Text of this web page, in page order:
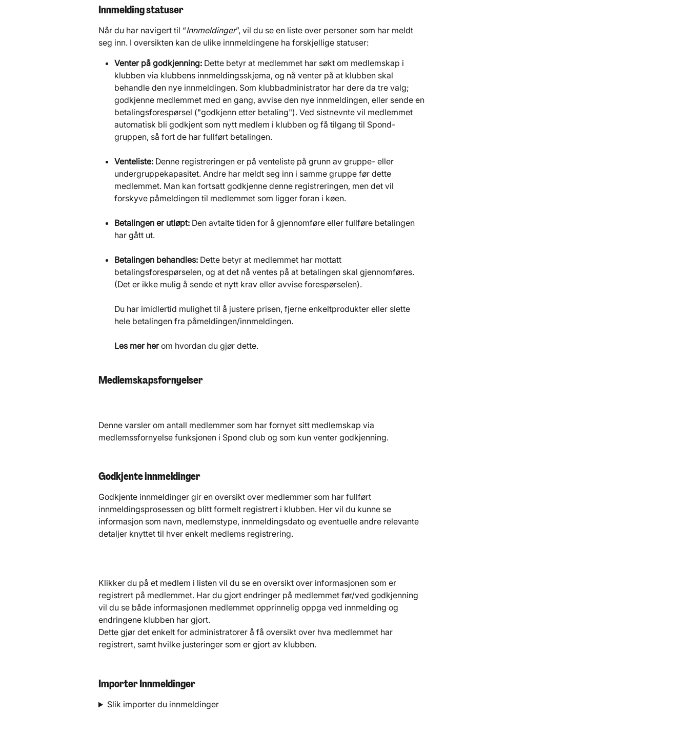
Innmelding statuser
Når du har navigert til “Innmeldinger”, vil du se en liste over personer som har meldt
seg inn. I oversikten kan de ulike innmeldingene ha forskjellige statuser:
Venter på godkjenning: Dette betyr at medlemmet har søkt om medlemskap i
klubben via klubbens innmeldingsskjema, og nå venter på at klubben skal
behandle den nye innmeldingen. Som klubbadministrator har dere da tre valg;
godkjenne medlemmet med en gang, avvise den nye innmeldingen, eller sende en
betalingsforespørsel ("godkjenn etter betaling"). Ved sistnevnte vil medlemmet
automatisk bli godkjent som nytt medlem i klubben og få tilgang til Spond-
gruppen, så fort de har fullført betalingen.
Venteliste: Denne registreringen er på venteliste på grunn av gruppe- eller
undergruppekapasitet. Andre har meldt seg inn i samme gruppe før dette
medlemmet. Man kan fortsatt godkjenne denne registreringen, men det vil
forskyve påmeldingen til medlemmet som ligger foran i køen.
Betalingen er utløpt: Den avtalte tiden for å gjennomføre eller fullføre betalingen
har gått ut.
Betalingen behandles: Dette betyr at medlemmet har mottatt
betalingsforespørselen, og at det nå ventes på at betalingen skal gjennomføres.
(Det er ikke mulig å sende et nytt krav eller avvise forespørselen).
Du har imidlertid mulighet til å justere prisen, fjerne enkeltprodukter eller slette
hele betalingen fra påmeldingen/innmeldingen.
Les mer her om hvordan du gjør dette.
Medlemskapsfornyelser
Denne varsler om antall medlemmer som har fornyet sitt medlemskap via
medlemssfornyelse funksjonen i Spond club og som kun venter godkjenning.
Godkjente innmeldinger
Godkjente innmeldinger gir en oversikt over medlemmer som har fullført
innmeldingsprosessen og blitt formelt registrert i klubben. Her vil du kunne se
informasjon som navn, medlemstype, innmeldingsdato og eventuelle andre relevante
detaljer knyttet til hver enkelt medlems registrering.
Klikker du på et medlem i listen vil du se en oversikt over informasjonen som er
registrert på medlemmet. Har du gjort endringer på medlemmet før/ved godkjenning
vil du se både informasjonen medlemmet opprinnelig oppga ved innmelding og
endringene klubben har gjort.
Dette gjør det enkelt for administratorer å få oversikt over hva medlemmet har
registrert, samt hvilke justeringer som er gjort av klubben.
Importer Innmeldinger
Slik importer du innmeldinger